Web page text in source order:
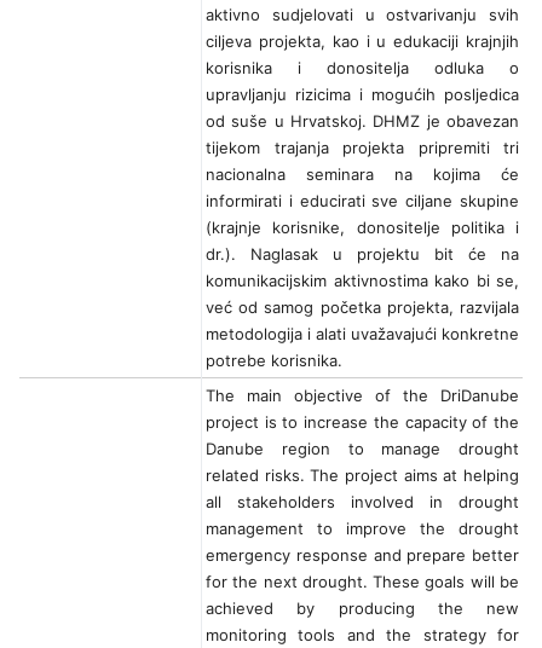
aktivno sudjelovati u ostvarivanju svih
ciljeva projekta, kao i u edukaciji krajnjih
korisnika i donositelja odluka o
upravljanju rizicima i mogućih posljedica
od suše u Hrvatskoj. DHMZ je obavezan
tijekom trajanja projekta pripremiti tri
nacionalna seminara na kojima će
informirati i educirati sve ciljane skupine
(krajnje korisnike, donositelje politika i
dr.). Naglasak u projektu bit će na
komunikacijskim aktivnostima kako bi se,
već od samog početka projekta, razvijala
metodologija i alati uvažavajući konkretne
potrebe korisnika.
The main objective of the DriDanube
project is to increase the capacity of the
Danube region to manage drought
related risks. The project aims at helping
all stakeholders involved in drought
management to improve the drought
emergency response and prepare better
for the next drought. These goals will be
achieved by producing the new
monitoring tools and the strategy for